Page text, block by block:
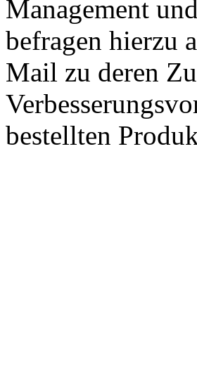
Management
befragen hierzu
Mail zu deren
bestellten